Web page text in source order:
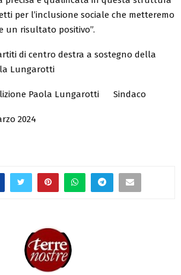
per l’inclusione sociale che metteremo
un risultato positivo”.
di centro destra a sostegno della
Lungarotti
Paola Lungarotti Sindaco
2024